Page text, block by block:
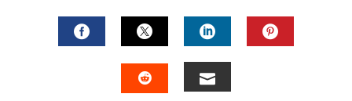
FACEBOOKTWITTERLINKEDIN